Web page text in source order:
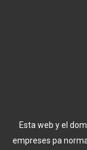
Esta web y el
empreses pa